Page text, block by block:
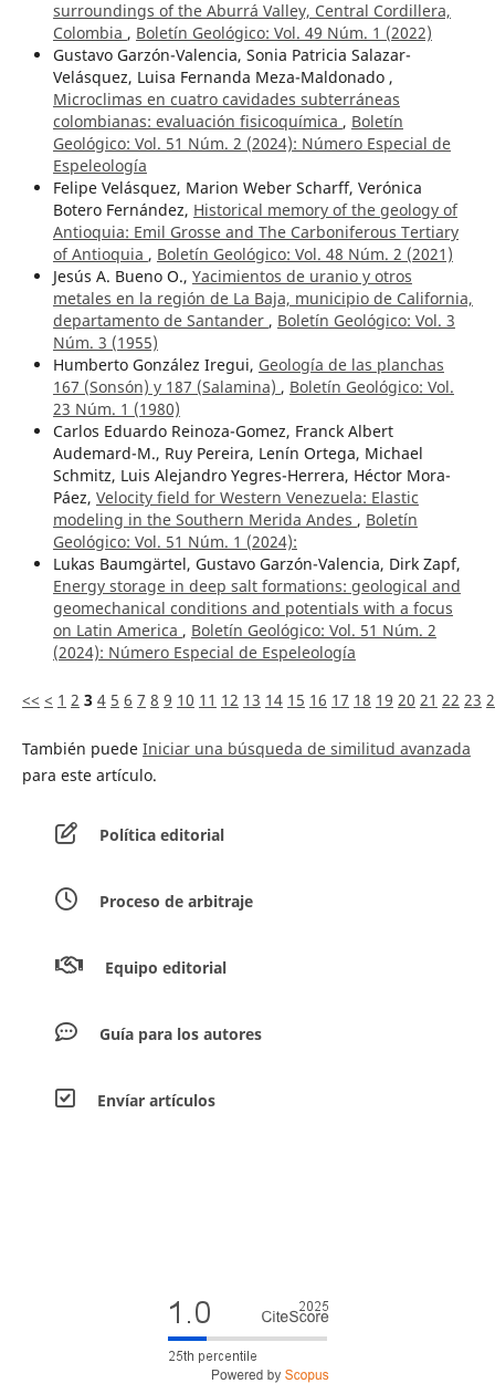
surroundings of the Aburrá Valley, Central Cordillera,
Colombia , Boletín Geológico: Vol. 49 Núm. 1 (2022)
Gustavo Garzón-Valencia, Sonia Patricia Salazar-
Velásquez, Luisa Fernanda Meza-Maldonado ,
Microclimas en cuatro cavidades subterráneas
colombianas: evaluación fisicoquímica , Boletín
Geológico: Vol. 51 Núm. 2 (2024): Número Especial de
Espeleología
Felipe Velásquez, Marion Weber Scharff, Verónica
Botero Fernández, Historical memory of the geology of
Antioquia: Emil Grosse and The Carboniferous Tertiary
of Antioquia , Boletín Geológico: Vol. 48 Núm. 2 (2021)
Jesús A. Bueno O., Yacimientos de uranio y otros
metales en la región de La Baja, municipio de California,
departamento de Santander , Boletín Geológico: Vol. 3
Núm. 3 (1955)
Humberto González Iregui, Geología de las planchas
167 (Sonsón) y 187 (Salamina) , Boletín Geológico: Vol.
23 Núm. 1 (1980)
Carlos Eduardo Reinoza-Gomez, Franck Albert
Audemard-M., Ruy Pereira, Lenín Ortega, Michael
Schmitz, Luis Alejandro Yegres-Herrera, Héctor Mora-
Páez, Velocity field for Western Venezuela: Elastic
modeling in the Southern Merida Andes , Boletín
Geológico: Vol. 51 Núm. 1 (2024):
Lukas Baumgärtel, Gustavo Garzón-Valencia, Dirk Zapf,
Energy storage in deep salt formations: geological and
geomechanical conditions and potentials with a focus
on Latin America , Boletín Geológico: Vol. 51 Núm. 2
(2024): Número Especial de Espeleología
<< < 1 2 3 4 5 6 7 8 9 10 11 12 13 14 15 16 17 18 19 20 21 22 23
También puede Iniciar una búsqueda de similitud avanzada
para este artículo.
Política editorial
Proceso de arbitraje
Equipo editorial
Guía para los autores
Envíar artículos